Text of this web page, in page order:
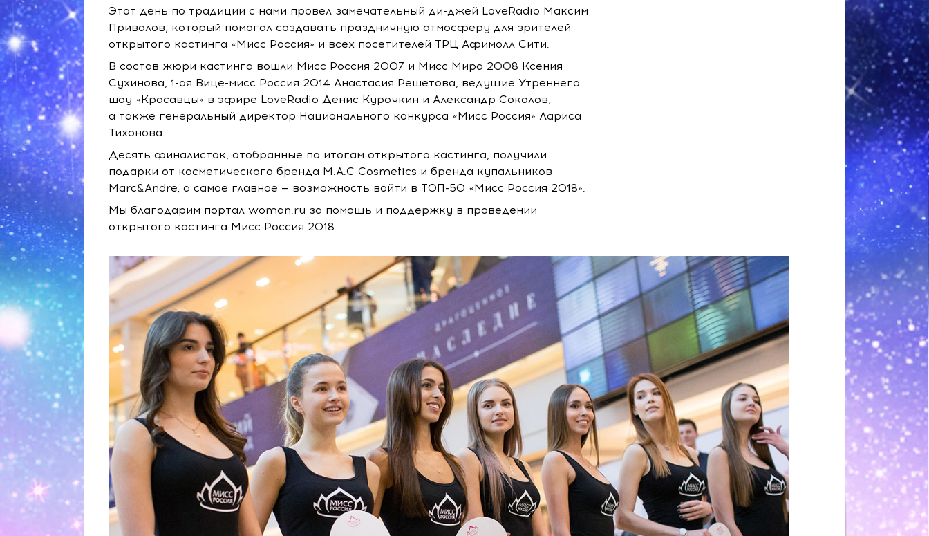
Этот день по традиции с нами провел замечательный ди-джей LoveRadio Максим
Привалов, который помогал создавать праздничную атмосферу для зрителей
открытого кастинга «Мисс Россия» и всех посетителей ТРЦ Афимолл Сити.
В состав жюри кастинга вошли Мисс Россия 2007 и Мисс Мира 2008 Ксения
Сухинова, 1-ая Вице-мисс Россия 2014 Анастасия Решетова, ведущие Утреннего
шоу «Красавцы» в эфире LoveRadio Денис Курочкин и Александр Соколов,
а также генеральный директор Национального конкурса «Мисс Россия» Лариса
Тихонова.
Десять финалисток, отобранные по итогам открытого кастинга, получили
подарки от косметического бренда М.А.С Cosmetics и бренда купальников
Marc&Andre, а самое главное — возможность войти в ТОП-50 «Мисс Россия 2018».
Мы благодарим портал woman.ru за помощь и поддержку в проведении
открытого кастинга Мисс Россия 2018.